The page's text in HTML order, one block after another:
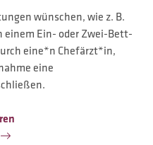
wünschen, wie z. B.
einem Ein- oder Zwei-Bett-
eine*n Chefärzt*in,
eine